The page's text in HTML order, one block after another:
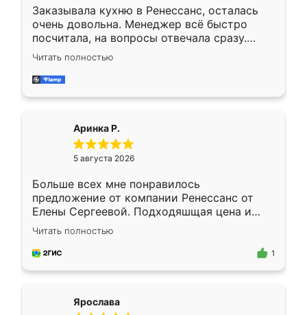
Заказывала кухню в Ренессанс, осталась
очень довольна. Менеджер всё быстро
посчитала, на вопросы отвечала сразу.
Замерщик приехал в субботу, подошёл к
делу со всей ответственностью. Собрали
за день, ребята работали аккуратно, даже
Читать полностью
Аринка Р.
5 августа 2026
Больше всех мне понравилось
предложение от компании Ренессанс от
Елены Сергеевой. Подходяшщая цена и
короткие сроки изготовления. Приехавший
для замера сотрудник Владислав
предложил по моему эскизу самый
Читать полностью
1
Ярослава